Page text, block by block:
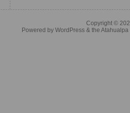
Copyright ©
Powered by WordPress& the Atahualpa